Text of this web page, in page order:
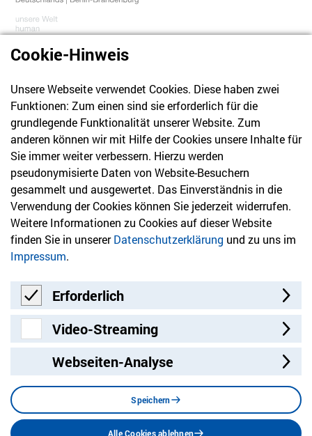
030 61 39 04 10
info@hvd-bb.de
Newsletter
Bleiben Sie mit unserem Newsletter auf dem aktuellsten
Stand mit Themen, die Sie interessieren.
Jetzt anmelden
Besuchen Sie uns auf:
Instagram
Cookie-Hinweis
Unsere Webseite verwendet Cookies. Diese haben zwei
Funktionen: Zum einen sind sie erforderlich für die
grundlegende Funktionalität unserer Website. Zum
anderen können wir mit Hilfe der Cookies unsere Inhalte für
Sie immer weiter verbessern. Hierzu werden
pseudonymisierte Daten von Website-Besuchern
gesammelt und ausgewertet. Das Einverständnis in die
Verwendung der Cookies können Sie jederzeit widerrufen.
Weitere Informationen zu Cookies auf dieser Website
finden Sie in unsererDatenschutzerklärung und zu uns im
Impressum.
Erforderlich
Erforderlich
Video-Streaming
Video-Streaming
Webseiten-Analyse
Speichern
Alle Cookies ablehnen